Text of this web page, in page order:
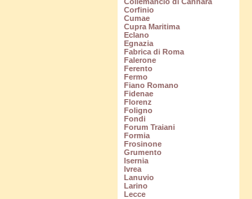
Corfinio
Cumae
Cupra Maritima
Eclano
Egnazia
Fabrica di Roma
Falerone
Ferento
Fermo
Fiano Romano
Fidenae
Florenz
Foligno
Fondi
Forum Traiani
Formia
Frosinone
Grumento
Isernia
Ivrea
Lanuvio
Larino
Lecce